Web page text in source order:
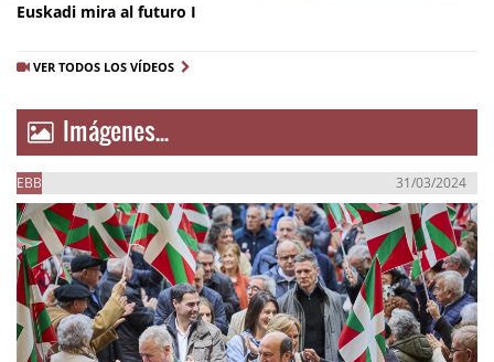
Euskadi mira al futuro I
VER TODOS LOS VÍDEOS
Imágenes...
EBB 31/03/2024